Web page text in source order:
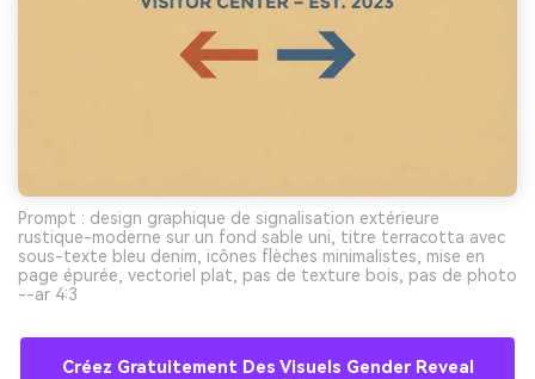
Prompt : design graphique de signalisation extérieure
rustique-moderne sur un fond sable uni, titre terracotta avec
sous-texte bleu denim, icônes flèches minimalistes, mise en
page épurée, vectoriel plat, pas de texture bois, pas de photo
--ar 4:3
Créez Gratuitement Des Visuels Gender Reveal